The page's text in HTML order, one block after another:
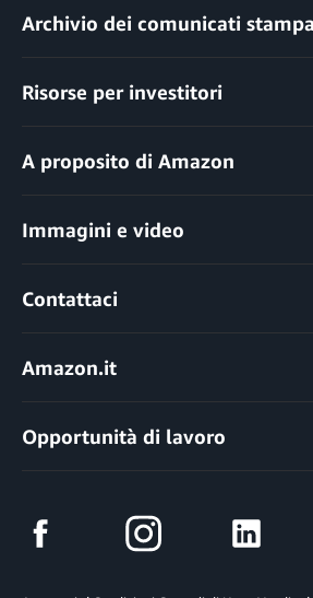
Archivio dei comunicati stampa
Risorse per investitori
A proposito di Amazon
Immagini e video
Contattaci
Amazon.it
Opportunità di lavoro